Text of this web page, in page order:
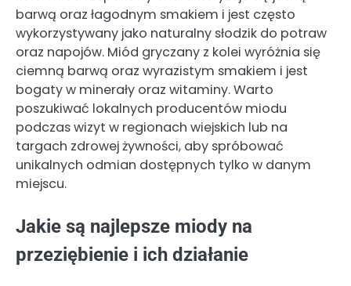
barwą oraz łagodnym smakiem i jest często
wykorzystywany jako naturalny słodzik do potraw
oraz napojów. Miód gryczany z kolei wyróżnia się
ciemną barwą oraz wyrazistym smakiem i jest
bogaty w minerały oraz witaminy. Warto
poszukiwać lokalnych producentów miodu
podczas wizyt w regionach wiejskich lub na
targach zdrowej żywności, aby spróbować
unikalnych odmian dostępnych tylko w danym
miejscu.
Jakie są najlepsze miody na
przeziębienie i ich działanie